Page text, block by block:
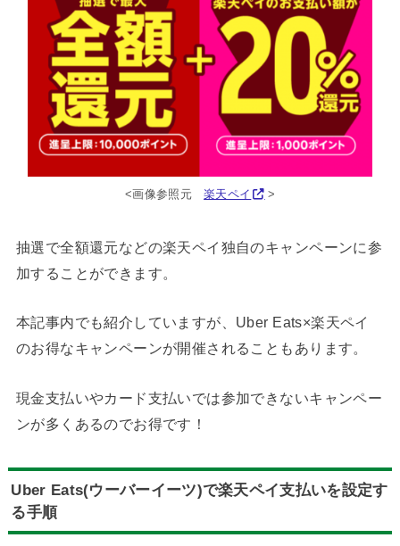
<画像参照元楽天ペイ >
抽選で全額還元などの楽天ペイ独自のキャンペーンに参
加することができます。
本記事内でも紹介していますが、Uber Eats×楽天ペイ
のお得なキャンペーンが開催されることもあります。
現金支払いやカード支払いでは参加できないキャンペー
ンが多くあるのでお得です！
Uber Eats(ウーバーイーツ)で楽天ペイ支払いを設定す
る手順